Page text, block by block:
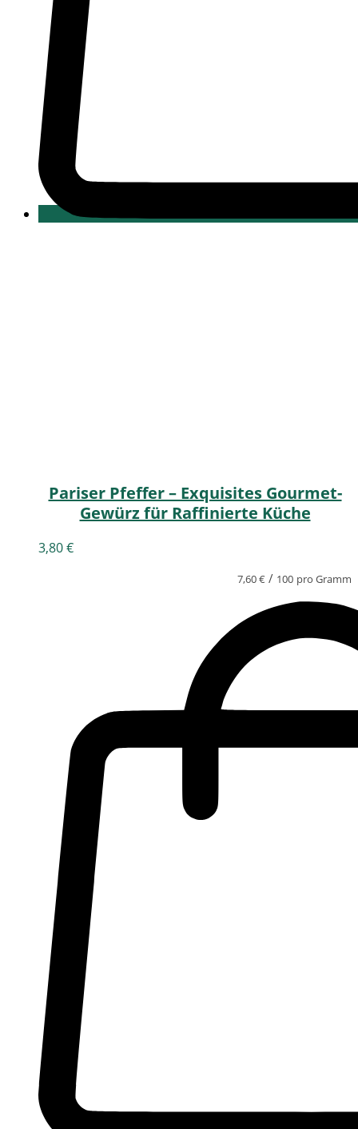
Pariser Pfeffer – Exquisites Gourmet-
Gewürz für Raffinierte Küche
3,80€
7,60€ / 100 pro Gramm